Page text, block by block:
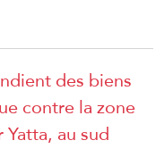
des biens
contre la zone
au sud